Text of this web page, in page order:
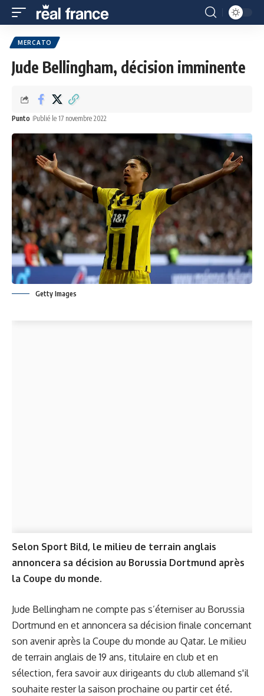
MERCATO
Jude Bellingham, décision imminente
Punto Publié le 17 novembre 2022
Getty Images
Selon Sport Bild, le milieu de terrain anglais
annoncera sa décision au Borussia Dortmund après
la Coupe du monde.
Jude Bellingham ne compte pas s’éterniser au Borussia
Dortmund en et annoncera sa décision finale concernant
son avenir après la Coupe du monde au Qatar. Le milieu
de terrain anglais de 19 ans, titulaire en club et en
sélection, fera savoir aux dirigeants du club allemand s'il
souhaite rester la saison prochaine ou partir cet été.